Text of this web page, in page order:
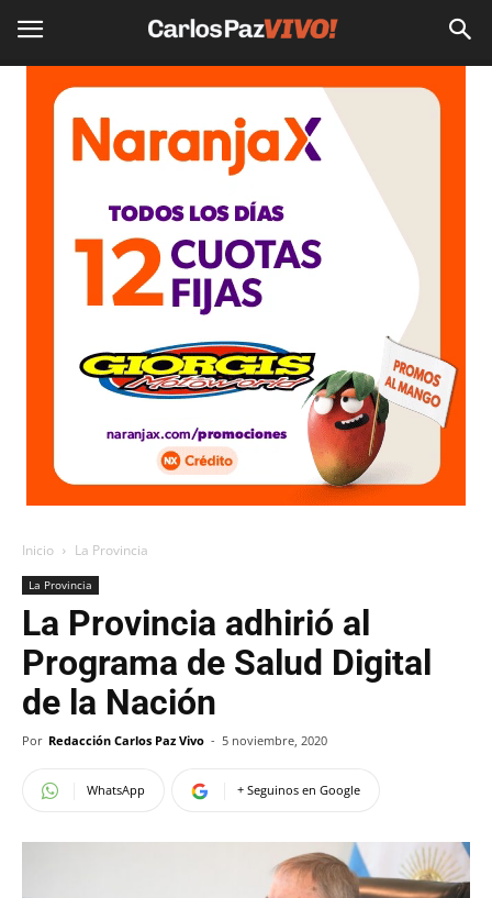
Inicio La Provincia
La Provincia
La Provincia adhirió al
Programa de Salud Digital
de la Nación
Por Redacción Carlos Paz Vivo - 5 noviembre, 2020
WhatsApp + Seguinos en Google